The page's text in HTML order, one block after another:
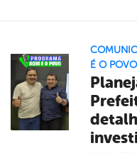
É O POVO